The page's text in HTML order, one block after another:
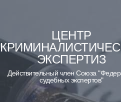
content
ЦЕНТР
ЭКСПЕРТИЗ
Действительный член Союза
судебных экспертов"